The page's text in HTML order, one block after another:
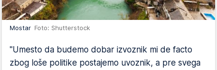
Mostar Foto: Shutterstock
"Umesto da budemo dobar izvoznik mi de facto
zbog loše politike postajemo uvoznik, a pre svega